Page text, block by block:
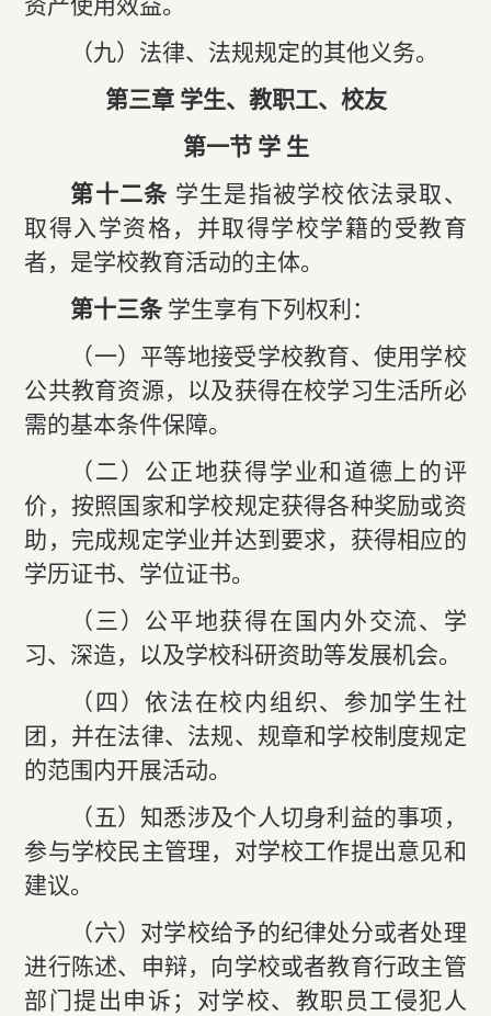
资产使用效益。
（九）法律、法规规定的其他义务。
第三章 学生、教职工、校友
第一节 学 生
第十二条 学生是指被学校依法录取、
取得入学资格，并取得学校学籍的受教育
者，是学校教育活动的主体。
第十三条 学生享有下列权利：
（一）平等地接受学校教育、使用学校
公共教育资源，以及获得在校学习生活所必
需的基本条件保障。
（二）公正地获得学业和道德上的评
价，按照国家和学校规定获得各种奖励或资
助，完成规定学业并达到要求，获得相应的
学历证书、学位证书。
（三）公平地获得在国内外交流、学
习、深造，以及学校科研资助等发展机会。
（四）依法在校内组织、参加学生社
团，并在法律、法规、规章和学校制度规定
的范围内开展活动。
（五）知悉涉及个人切身利益的事项，
参与学校民主管理，对学校工作提出意见和
建议。
（六）对学校给予的纪律处分或者处理
进行陈述、申辩，向学校或者教育行政主管
部门提出申诉；对学校、教职员工侵犯人